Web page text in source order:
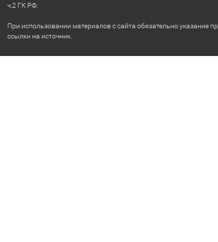
ч.2 ГК РФ.
При использовании материалов с сайта обязательно указание
ссылки на источник.